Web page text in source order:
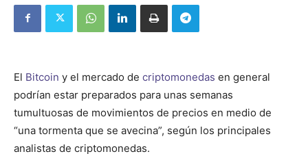
El Bitcoin y el mercado de criptomonedas en general
podrían estar preparados para unas semanas
tumultuosas de movimientos de precios en medio de
“una tormenta que se avecina”, según los principales
analistas de criptomonedas.